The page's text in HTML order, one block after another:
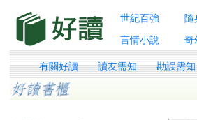
世紀百強 隨
言情小說
奇
有關好讀 讀友需知 勘誤需知